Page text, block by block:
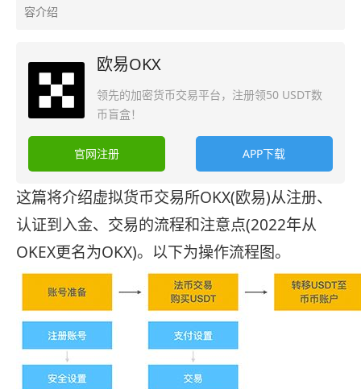
容介绍
欧易OKX
领先的加密货币交易平台，注册领50 USDT数
币盲盒！
官网注册 APP下载
这篇将介绍虚拟货币交易所OKX(欧易)从注册、
认证到入金、交易的流程和注意点(2022年从
OKEX更名为OKX)。以下为操作流程图。